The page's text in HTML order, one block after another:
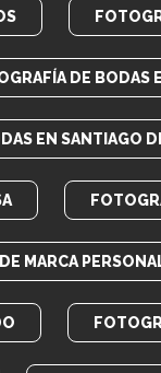
DE BODAS
EN SANTIAGO
MARCA